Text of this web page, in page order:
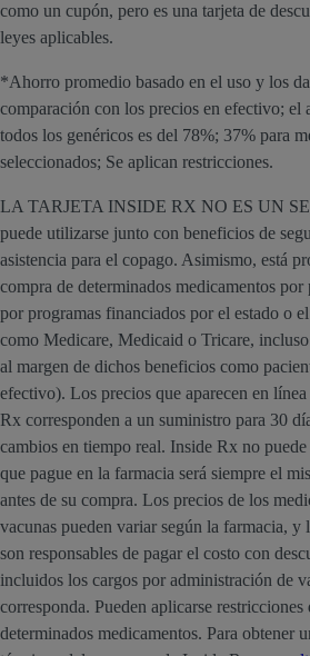
como un cupón, pero es una tarjeta de
leyes aplicables.
*Ahorro promedio basado en el uso y los
comparación con los precios en efectivo; el
todos los genéricos es del 78%; 37% para
seleccionados; Se aplican restricciones.
LA TARJETA INSIDE RX NO ES UN
puede utilizarse junto con beneficios de
asistencia para el copago. Asimismo, está
compra de determinados medicamentos por
por programas financiados por el estado o
como Medicare, Medicaid o Tricare,
al margen de dichos beneficios como
efectivo). Los precios que aparecen en
Rx corresponden a un suministro para 30
cambios en tiempo real. Inside Rx no
que pague en la farmacia será siempre el
antes de su compra. Los precios de los
vacunas pueden variar según la farmacia, y
son responsables de pagar el costo con
incluidos los cargos por administración de
corresponda. Pueden aplicarse restricciones
determinados medicamentos. Para obtener